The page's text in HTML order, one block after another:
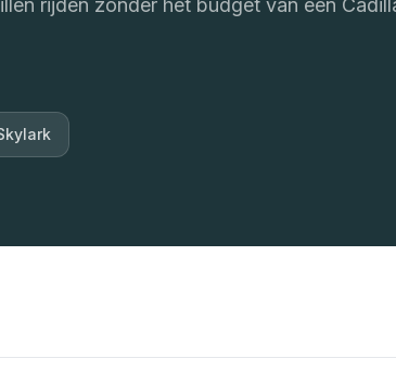
rijden zonder het budget van een